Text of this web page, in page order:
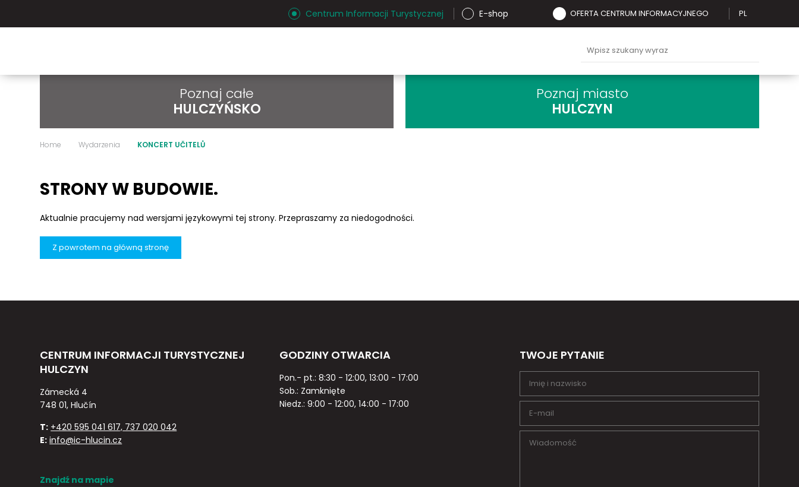
Centrum Informacji Turystycznej E-shop OFERTA CENTRUM INFORMACYJNEGO PL
Poznaj całe
HULCZYŃSKO
Poznaj miasto
HULCZYN
Home Wydarzenia KONCERT UČITELŮ
STRONY W BUDOWIE.
Aktualnie pracujemy nad wersjami językowymi tej strony. Przepraszamy za niedogodności.
Z powrotem na główną stronę
CENTRUM INFORMACJI TURYSTYCZNEJ
HULCZYN
Zámecká 4
748 01, Hlučín
T: +420 595 041 617, 737 020 042
E: info@ic-hlucin.cz
Znajdź na mapie
GODZINY OTWARCIA
Pon.- pt.: 8:30 - 12:00, 13:00 - 17:00
Sob.: Zamknięte
Niedz.: 9:00 - 12:00, 14:00 - 17:00
TWOJE PYTANIE